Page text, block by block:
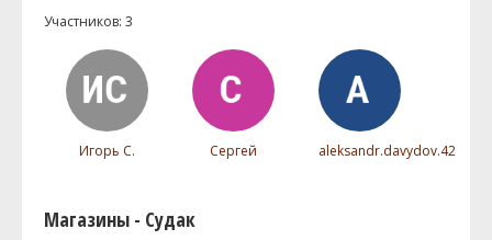
Участников: 3
Игорь С. Сергей aleksandr.davydov.42
Магазины - Судак